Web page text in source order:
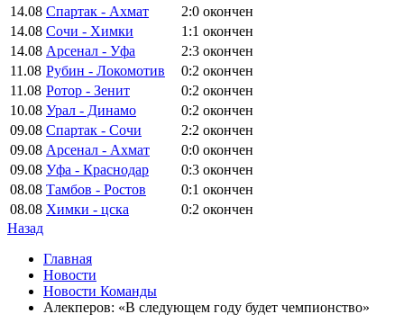
14.08 Спартак - Ахмат 2:0 окончен
14.08 Сочи - Химки 1:1 окончен
14.08 Арсенал - Уфа 2:3 окончен
11.08 Рубин - Локомотив 0:2 окончен
11.08 Ротор - Зенит 0:2 окончен
10.08 Урал - Динамо 0:2 окончен
09.08 Спартак - Сочи 2:2 окончен
09.08 Арсенал - Ахмат 0:0 окончен
09.08 Уфа - Краснодар 0:3 окончен
08.08 Тамбов - Ростов 0:1 окончен
08.08 Химки - цска 0:2 окончен
Назад
Главная
Новости
Новости Команды
Алекперов: «В следующем году будет чемпионство»